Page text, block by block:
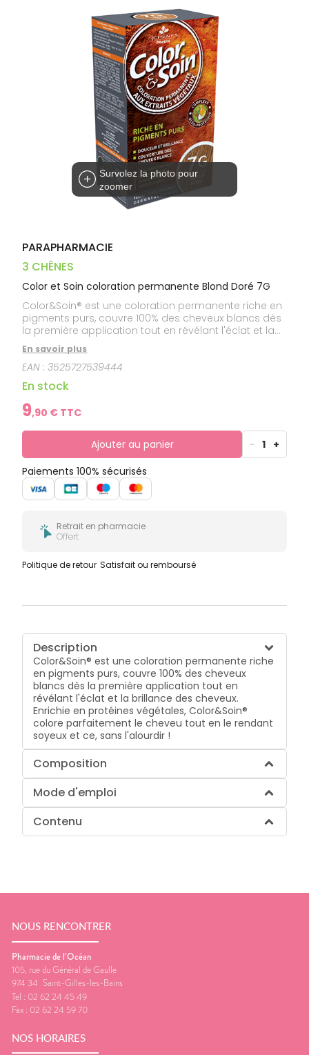
Dispositifs
médicaux
Cheveux
Corps
Homme
Solaire
Visage
PHARMACIES
DE GARDE
APPLICATION
DE SANTÉ
Survolez la photo pour
zoomer
PARAPHARMACIE
3 CHÊNES
Color et Soin coloration permanente Blond Doré 7G
Color&Soin® est une coloration permanente riche en
pigments purs, couvre 100% des cheveux blancs dès
la première application tout en révélant l'éclat et la
brillance des cheveux. Enrichie en protéines
végétales, Color&Soin® colore parfaitement le
cheveu tout en le rendant soyeux et ce, sans
l'alourdir !
En savoir plus
EAN :3525727539444
En stock
9,90 € TTC
Ajouter au panier - 1 +
Paiements 100% sécurisés
Retrait en pharmacie
Offert
Politique de retour Satisfait ou remboursé
Description
Color&Soin® est une coloration permanente riche
en pigments purs, couvre 100% des cheveux
blancs dès la première application tout en
révélant l'éclat et la brillance des cheveux.
Enrichie en protéines végétales, Color&Soin®
colore parfaitement le cheveu tout en le rendant
soyeux et ce, sans l'alourdir !
Composition
Mode d'emploi
Contenu
NOUS RENCONTRER
Pharmacie de l’Océan
105, rue du Général de Gaulle
974 34 Saint-Gilles-les-Bains
Tel : 02 62 24 45 49
Fax : 02 62 24 59 70
NOS HORAIRES